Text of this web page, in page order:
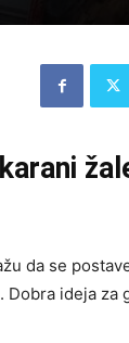
da se
ideja